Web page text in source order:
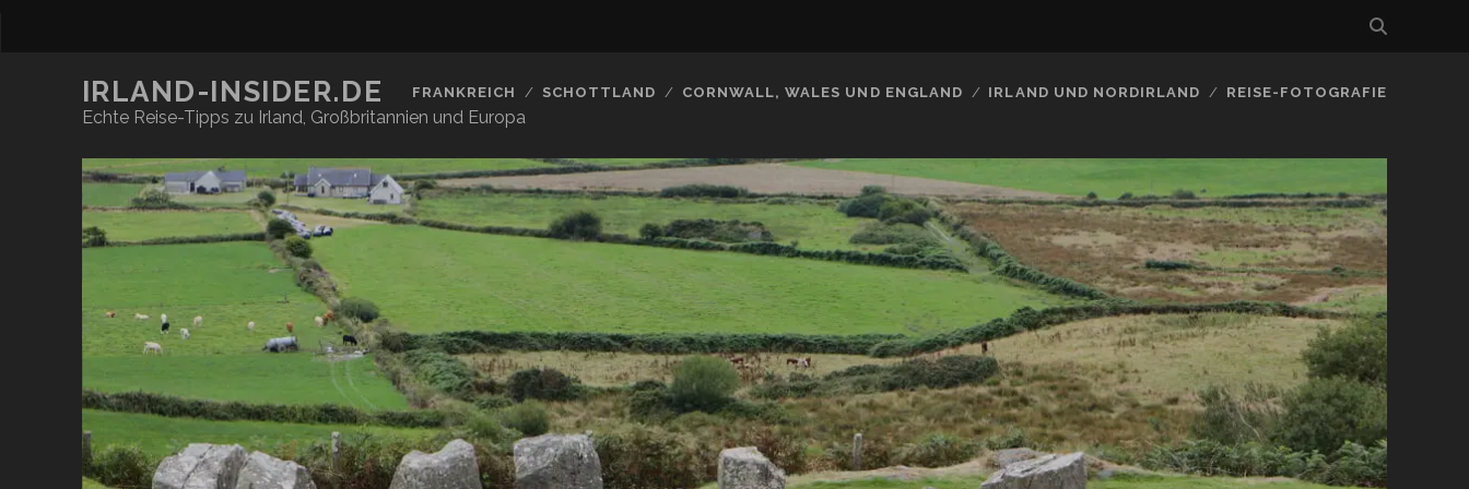
IRLAND-INSIDER.DE
Echte Reise-Tipps zu Irland, Großbritannien und Europa
FRANKREICH SCHOTTLAND CORNWALL, WALES UND ENGLAND IRLAND UND NORDIRLAND REISE-FOTOGRAFIE